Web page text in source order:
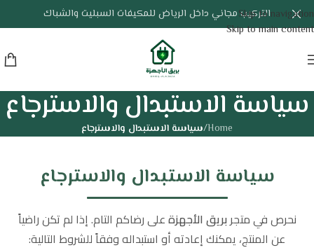
Skip to navigation
Skip to main content
التركيب مجاني داخل الرياض للمكيفات السبليت والشباك
سياسة الاستبدال والاسترجاع
Home
/سياسة الاستبدال والاسترجاع
سياسة الاستبدال والاسترجاع
نحرص في متجربريق الأجهزةعلى رضاكم التام. إذا لم تكن راضياً
عن المنتج، يمكنك إعادته أو استبداله وفقاً للشروط التالية: